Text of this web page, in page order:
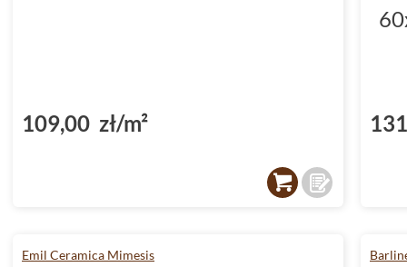
109,00 zł/m²
Emil Ceramica Mimesis